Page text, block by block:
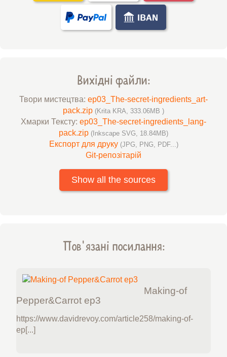
Вихідні файли:
Твори мистецтва: ep03_The-secret-ingredients_art-
pack.zip (Krita KRA, 333.06MB )
Хмарки Тексту: ep03_The-secret-ingredients_lang-
pack.zip (Inkscape SVG, 18.84MB)
Експорт для друку (JPG, PNG, PDF...)
Git-репозітарій
Show all the sources
Пов'язані посилання:
Making-of
Pepper&Carrot ep3
https://www.davidrevoy.com/article258/making-of-
ep[...]